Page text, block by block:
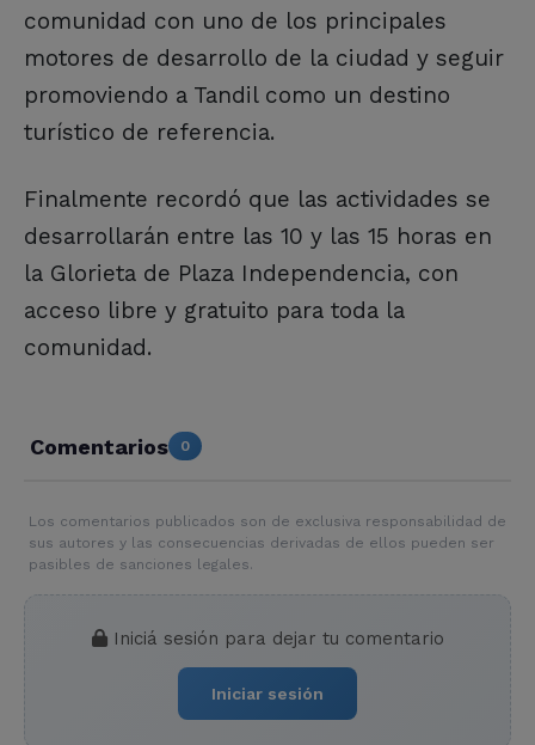
comunidad con uno de los principales
motores de desarrollo de la ciudad y seguir
promoviendo a Tandil como un destino
turístico de referencia.
Finalmente recordó que las actividades se
desarrollarán entre las 10 y las 15 horas en
la Glorieta de Plaza Independencia, con
acceso libre y gratuito para toda la
comunidad.
Comentarios 0
Los comentarios publicados son de exclusiva responsabilidad de
sus autores y las consecuencias derivadas de ellos pueden ser
pasibles de sanciones legales.
Iniciá sesión para dejar tu comentario
Iniciar sesión